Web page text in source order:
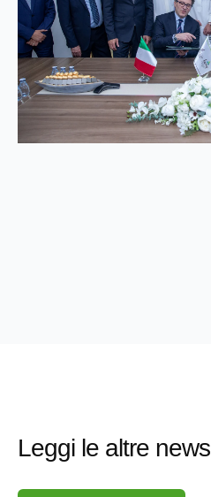
Leggi le altre news